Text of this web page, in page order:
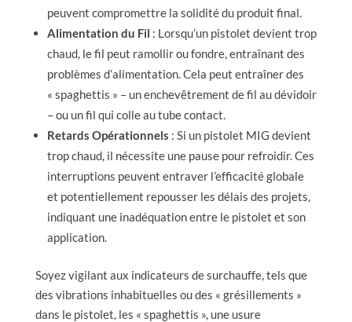
peuvent compromettre la solidité du produit final.
Alimentation du Fil : Lorsqu’un pistolet devient trop
chaud, le fil peut ramollir ou fondre, entraînant des
problèmes d’alimentation. Cela peut entraîner des
« spaghettis » – un enchevêtrement de fil au dévidoir
– ou un fil qui colle au tube contact.
Retards Opérationnels : Si un pistolet MIG devient
trop chaud, il nécessite une pause pour refroidir. Ces
interruptions peuvent entraver l’efficacité globale
et potentiellement repousser les délais des projets,
indiquant une inadéquation entre le pistolet et son
application.
Soyez vigilant aux indicateurs de surchauffe, tels que
des vibrations inhabituelles ou des « grésillements »
dans le pistolet, les « spaghettis », une usure